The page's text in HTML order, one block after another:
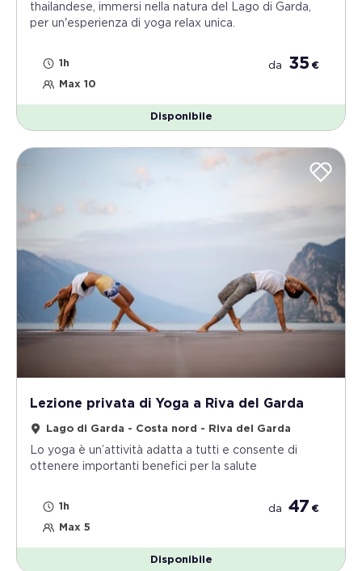
thailandese, immersi nella natura del Lago di Garda,
per un'esperienza di yoga relax unica.
1h
Max 10
da 35 €
Disponibile
Lezione privata di Yoga a Riva del Garda
Lago di Garda - Costa nord - Riva del Garda
Lo yoga è un’attività adatta a tutti e consente di
ottenere importanti benefici per la salute
1h
Max 5
da 47 €
Disponibile